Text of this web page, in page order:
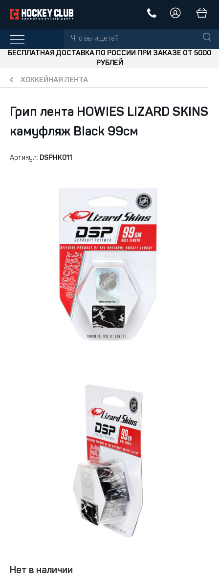
БЕСПЛАТНАЯ ДОСТАВКА ПО РОССИИ ПРИ ЗАКАЗЕ ОТ 5000
РУБЛЕЙ
ХОККЕЙНАЯ ЛЕНТА
Грип лента HOWIES LIZARD SKINS
камуфляж Black 99см
Артикул: DSPHK011
Нет в наличии